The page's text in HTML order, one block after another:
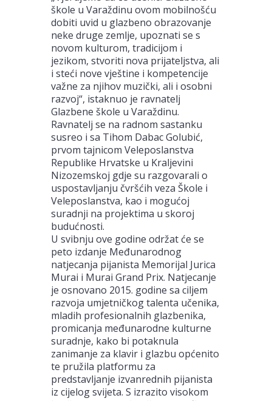
škole u Varaždinu ovom mobilnošću
dobiti uvid u glazbeno obrazovanje
neke druge zemlje, upoznati se s
novom kulturom, tradicijom i
jezikom, stvoriti nova prijateljstva, ali
i steći nove vještine i kompetencije
važne za njihov muzički, ali i osobni
razvoj“, istaknuo je ravnatelj
Glazbene škole u Varaždinu.
Ravnatelj se na radnom sastanku
susreo i sa Tihom Dabac Golubić,
prvom tajnicom Veleposlanstva
Republike Hrvatske u Kraljevini
Nizozemskoj gdje su razgovarali o
uspostavljanju čvršćih veza Škole i
Veleposlanstva, kao i mogućoj
suradnji na projektima u skoroj
budućnosti.
U svibnju ove godine održat će se
peto izdanje Međunarodnog
natjecanja pijanista Memorijal Jurica
Murai i Murai Grand Prix. Natjecanje
je osnovano 2015. godine sa ciljem
razvoja umjetničkog talenta učenika,
mladih profesionalnih glazbenika,
promicanja međunarodne kulturne
suradnje, kako bi potaknula
zanimanje za klavir i glazbu općenito
te pružila platformu za
predstavljanje izvanrednih pijanista
iz cijelog svijeta. S izrazito visokom